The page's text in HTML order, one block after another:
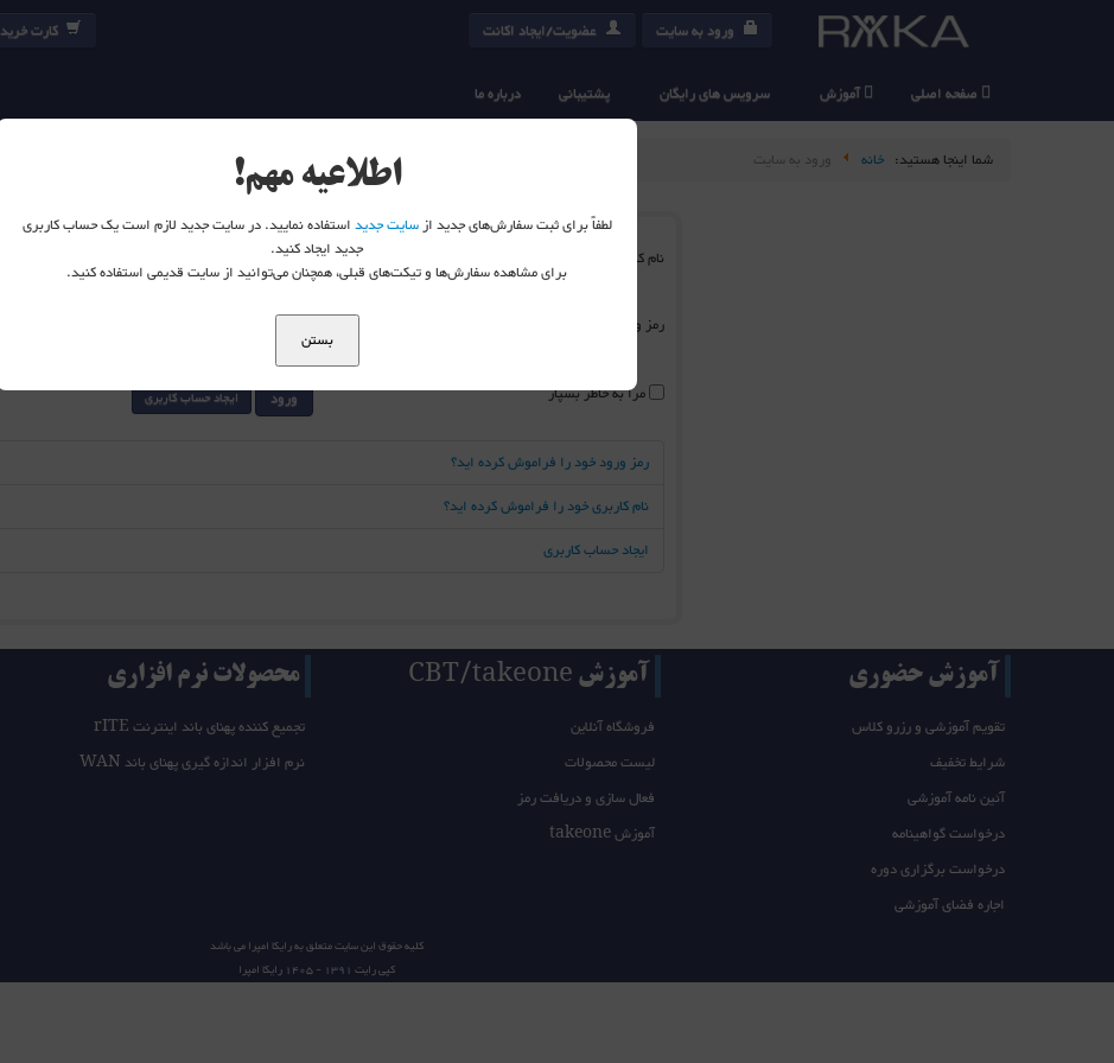
ورود به سایت عضویت/ایجاد اکانت کارت خرید
صفحه اصلی آموزش سرویس های رایگان پشتیبانی درباره ما
شما اینجا هستید: خانه ورود به سایت
نام کاربری
رمز ورود
مرا به خاطر بسپار ورود ایجاد حساب کاربری
رمز ورود خود را فراموش کرده اید؟
نام کاربری خود را فراموش کرده اید؟
ایجاد حساب کاربری
آموزش حضوری
تقویم آموزشی و رزرو کلاس
شرایط تخفیف
آئین نامه آموزشی
درخواست گواهینامه
درخواست برگزاری دوره
اجاره فضای آموزشی
آموزش CBT/takeone
فروشگاه آنلاین
لیست محصولات
فعال سازی و دریافت رمز
آموزش takeone
محصولات نرم افزاری
تجمیع کننده پهنای باند اینترنت rITE
نرم افزار اندازه گیری پهنای باند WAN
کلیه حقوق این سایت متعلق بهرایکا امپرامی باشد
کپی رایت 1391 - 1405
رایکا امپرا
اطلاعیه مهم!
لطفاً برای ثبت سفارش‌های جدید ازسایت جدیداستفاده نمایید. در سایت جدید لازم است یک حساب کاربری
جدید ایجاد کنید.
برای مشاهده سفارش‌ها و تیکت‌های قبلی، همچنان می‌توانید از سایت قدیمی استفاده کنید.
بستن